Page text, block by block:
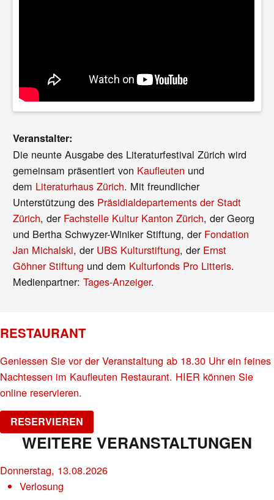
Veranstalter:
Die neunte Ausgabe des Literaturfestival Zürich wird
gemeinsam präsentiert von Kaufleuten und
dem Literaturhaus Zürich. Mit freundlicher
Unterstützung des Präsidialdepartements der Stadt
Zürich, der Fachstelle Kultur Kanton Zürich, der Georg
und Bertha Schwyzer-Winiker Stiftung, der Fondation
Jan Michalski, der UBS Kulturstiftung, der Ernst
Göhner Stiftung und dem Kulturfonds Pro Litteris.
Medienpartner:Tages-Anzeiger.
RESTAURANT
Geniessen Sie vor der Veranstaltung ab 18.30 Uhr ein feines
Nachtessen im Kaufleuten Restaurant. HIER können Sie
online reservieren.
RESERVIEREN
WEITERE VERANSTALTUNGEN
Donnerstag, 13.08.2026
Verlosung